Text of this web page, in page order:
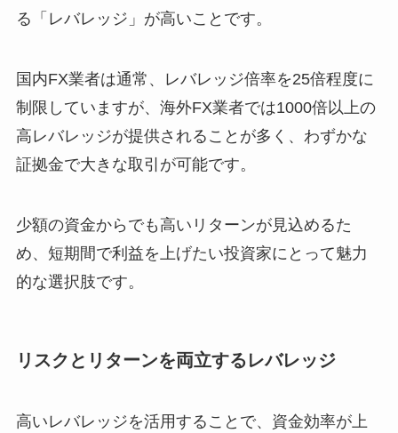
る「レバレッジ」が高いことです。
国内FX業者は通常、レバレッジ倍率を25倍程度に
制限していますが、海外FX業者では1000倍以上の
高レバレッジが提供されることが多く、わずかな
証拠金で大きな取引が可能です。
少額の資金からでも高いリターンが見込めるた
め、短期間で利益を上げたい投資家にとって魅力
的な選択肢です。
リスクとリターンを両立するレバレッジ
高いレバレッジを活用することで、資金効率が上